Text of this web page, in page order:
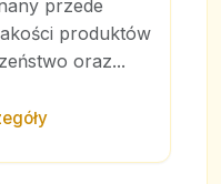
przede
produktów
oraz...